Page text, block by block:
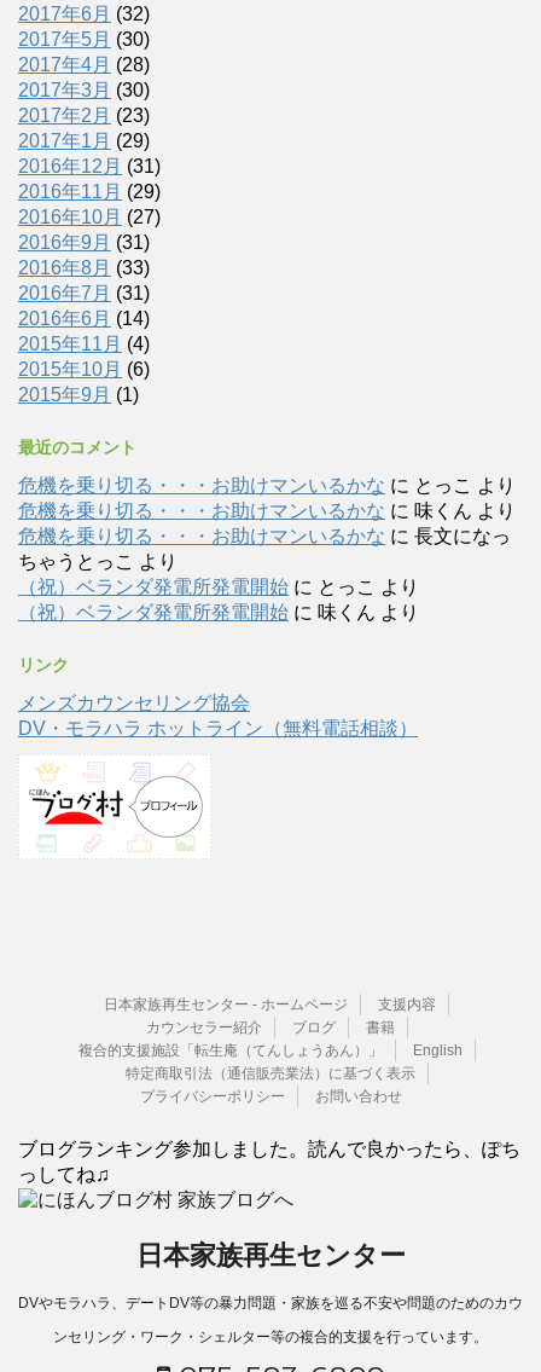
2017年6月 (32)
2017年5月 (30)
2017年4月 (28)
2017年3月 (30)
2017年2月 (23)
2017年1月 (29)
2016年12月 (31)
2016年11月 (29)
2016年10月 (27)
2016年9月 (31)
2016年8月 (33)
2016年7月 (31)
2016年6月 (14)
2015年11月 (4)
2015年10月 (6)
2015年9月 (1)
最近のコメント
危機を乗り切る・・・お助けマンいるかな に とっこ より
危機を乗り切る・・・お助けマンいるかな に 味くん より
危機を乗り切る・・・お助けマンいるかな に 長文になっ
ちゃうとっこ より
（祝）ベランダ発電所発電開始 に とっこ より
（祝）ベランダ発電所発電開始 に 味くん より
リンク
メンズカウンセリング協会
DV・モラハラ ホットライン（無料電話相談）
日本家族再生センター - ホームページ
支援内容
カウンセラー紹介
ブログ
書籍
複合的支援施設「転生庵（てんしょうあん）」
English
特定商取引法（通信販売業法）に基づく表示
プライバシーポリシー
お問い合わせ
ブログランキング参加しました。読んで良かったら、ぽち
っしてね♫
日本家族再生センター
DVやモラハラ、デートDV等の暴力問題・家族を巡る不安や問題のためのカウ
ンセリング・ワーク・シェルター等の複合的支援を行っています。